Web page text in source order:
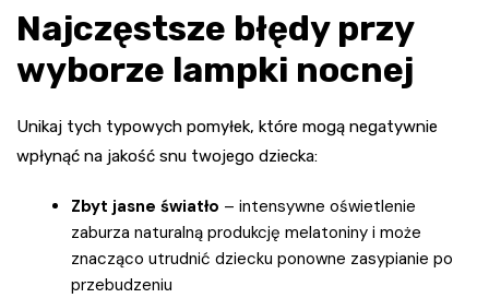
Najczęstsze błędy przy
wyborze lampki nocnej
Unikaj tych typowych pomyłek, które mogą negatywnie
wpłynąć na jakość snu twojego dziecka:
Zbyt jasne światło – intensywne oświetlenie
zaburza naturalną produkcję melatoniny i może
znacząco utrudnić dziecku ponowne zasypianie po
przebudzeniu